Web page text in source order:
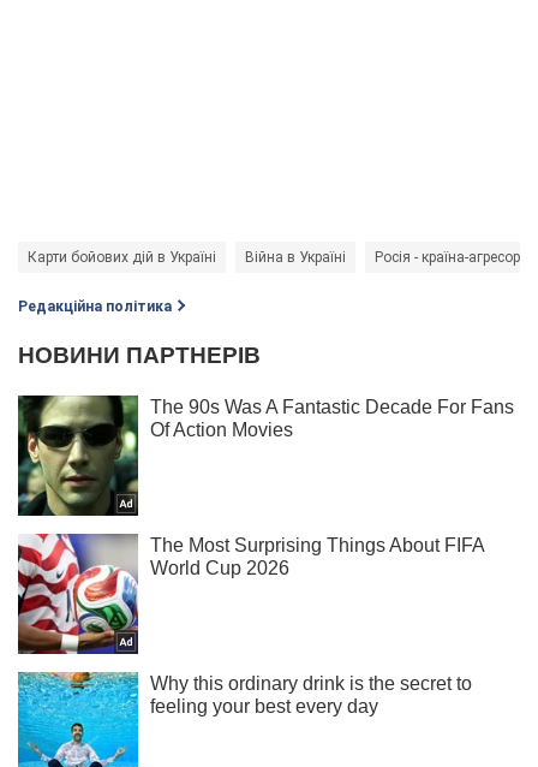
Карти бойових дій в Україні Війна в Україні Росія - країна-агресор
Редакційна політика